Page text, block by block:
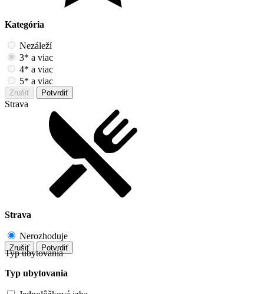
Kategória
Nezáleží
3* a viac
4* a viac
5* a viac
Zrušiť Potvrdiť
Strava
Strava
Nerozhoduje
Zrušiť Potvrdiť
Typ ubytovania
Typ ubytovania